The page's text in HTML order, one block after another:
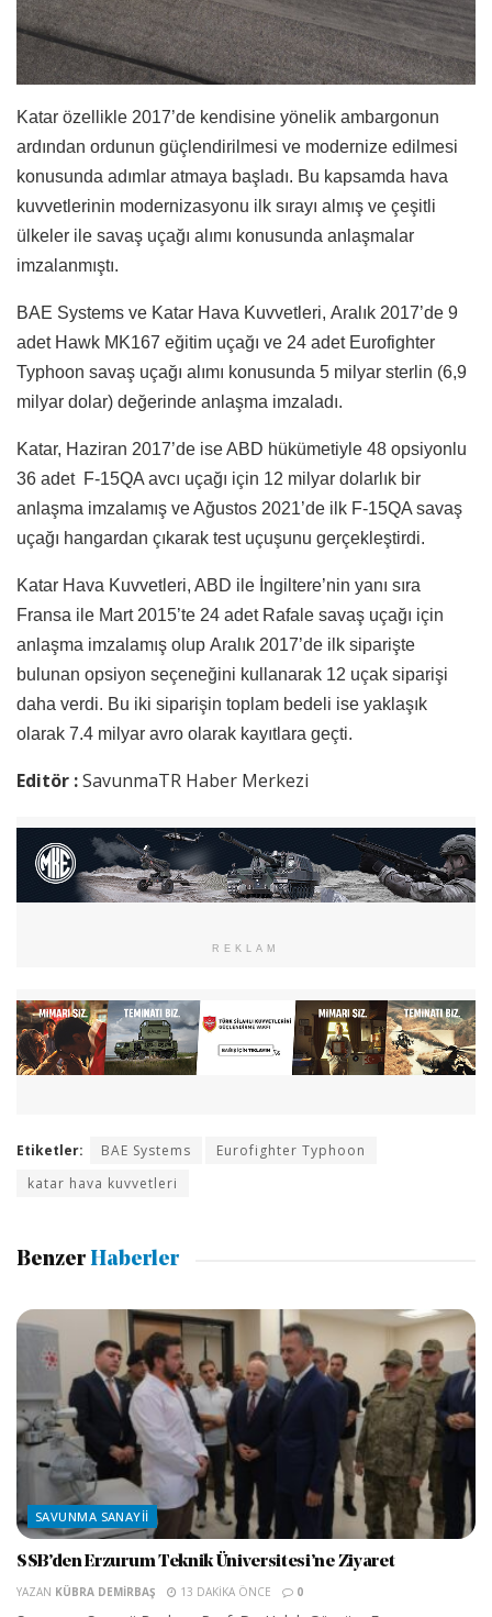
Katar özellikle 2017’de kendisine yönelik ambargonun
ardından ordunun güçlendirilmesi ve modernize edilmesi
konusunda adımlar atmaya başladı. Bu kapsamda hava
kuvvetlerinin modernizasyonu ilk sırayı almış ve çeşitli
ülkeler ile savaş uçağı alımı konusunda anlaşmalar
imzalanmıştı.
BAE Systems ve Katar Hava Kuvvetleri, Aralık 2017’de 9
adet Hawk MK167 eğitim uçağı ve 24 adet Eurofighter
Typhoon savaş uçağı alımı konusunda 5 milyar sterlin (6,9
milyar dolar) değerinde anlaşma imzaladı.
Katar, Haziran 2017’de ise ABD hükümetiyle 48 opsiyonlu
36 adet F-15QA avcı uçağı için 12 milyar dolarlık bir
anlaşma imzalamış ve Ağustos 2021’de ilk F-15QA savaş
uçağı hangardan çıkarak test uçuşunu gerçekleştirdi.
Katar Hava Kuvvetleri, ABD ile İngiltere’nin yanı sıra
Fransa ile Mart 2015’te 24 adet Rafale savaş uçağı için
anlaşma imzalamış olup Aralık 2017’de ilk siparişte
bulunan opsiyon seçeneğini kullanarak 12 uçak siparişi
daha verdi. Bu iki siparişin toplam bedeli ise yaklaşık
olarak 7.4 milyar avro olarak kayıtlara geçti.
Editör :SavunmaTR Haber Merkezi
REKLAM
Etiketler: BAE Systems
Eurofighter Typhoon
katar hava kuvvetleri
Benzer Haberler
SAVUNMA SANAYII
SSB’den Erzurum Teknik Üniversitesi’ne Ziyaret
YAZAN KÜBRA DEMIRBAŞ 13 DAKIKA ÖNCE 0